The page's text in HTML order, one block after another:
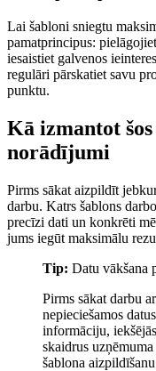
Lai šabloni sniegtu
pamatprincipus:
iesaistiet galvenos
regulāri pārskatiet savu
punktu.
Kā izmantot
norādījumi
Pirms sākat aizpildīt
darbu. Katrs šablons
precīzi dati un konkrēti
jums iegūt maksimālu
Tip: Datu vākšana
Pirms sākat darbu
nepieciešamos
informāciju,
skaidrus
šablona